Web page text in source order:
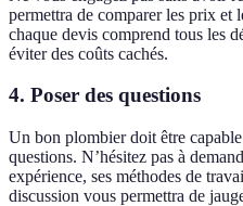
permettra de comparer les prix et
chaque devis comprend tous les
éviter des coûts cachés.
4. Poser des questions
Un bon plombier doit être
questions. N’hésitez pas à
expérience, ses méthodes de
discussion vous permettra de